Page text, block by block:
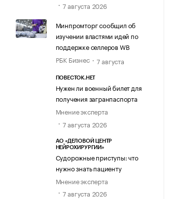
7 августа 2026
Минпромторг сообщил об
изучении властями идей по
поддержке селлеров WB
РБК Бизнес
7 августа
ПОВЕСТОК.НЕТ
Нужен ли военный билет для
получения загранпаспорта
Мнение эксперта
7 августа 2026
АО «ДЕЛОВОЙ ЦЕНТР
НЕЙРОХИРУРГИИ»
Судорожные приступы: что
нужно знать пациенту
Мнение эксперта
7 августа 2026